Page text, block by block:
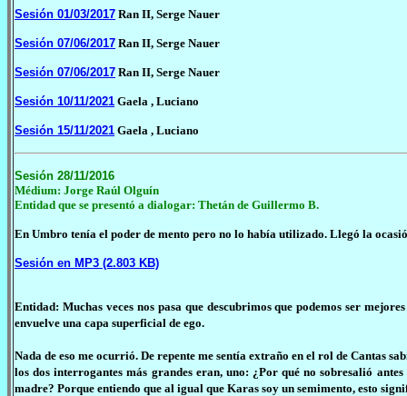
Sesión 01/03/2017 Ran II, Serge Nauer
Sesión 07/06/2017 Ran II, Serge Nauer
Sesión 07/06/2017 Ran II, Serge Nauer
Sesión 10/11/2021 Gaela , Luciano
Sesión 15/11/2021 Gaela , Luciano
Sesión 28/11/2016
Médium: Jorge Raúl Olguín
Entidad que se presentó a dialogar: Thetán de Guillermo B.
En Umbro tenía el poder de mento pero no lo había utilizado. Llegó la
Sesión en MP3 (2.803 KB)
Entidad: Muchas veces nos pasa que descubrimos que podemos ser
envuelve una capa superficial de ego.
Nada de eso me ocurrió. De repente me sentía extraño en el rol de Cantas
los dos interrogantes más grandes eran, uno: ¿Por qué no sobresalió
madre? Porque entiendo que al igual que Karas soy un semimento, esto